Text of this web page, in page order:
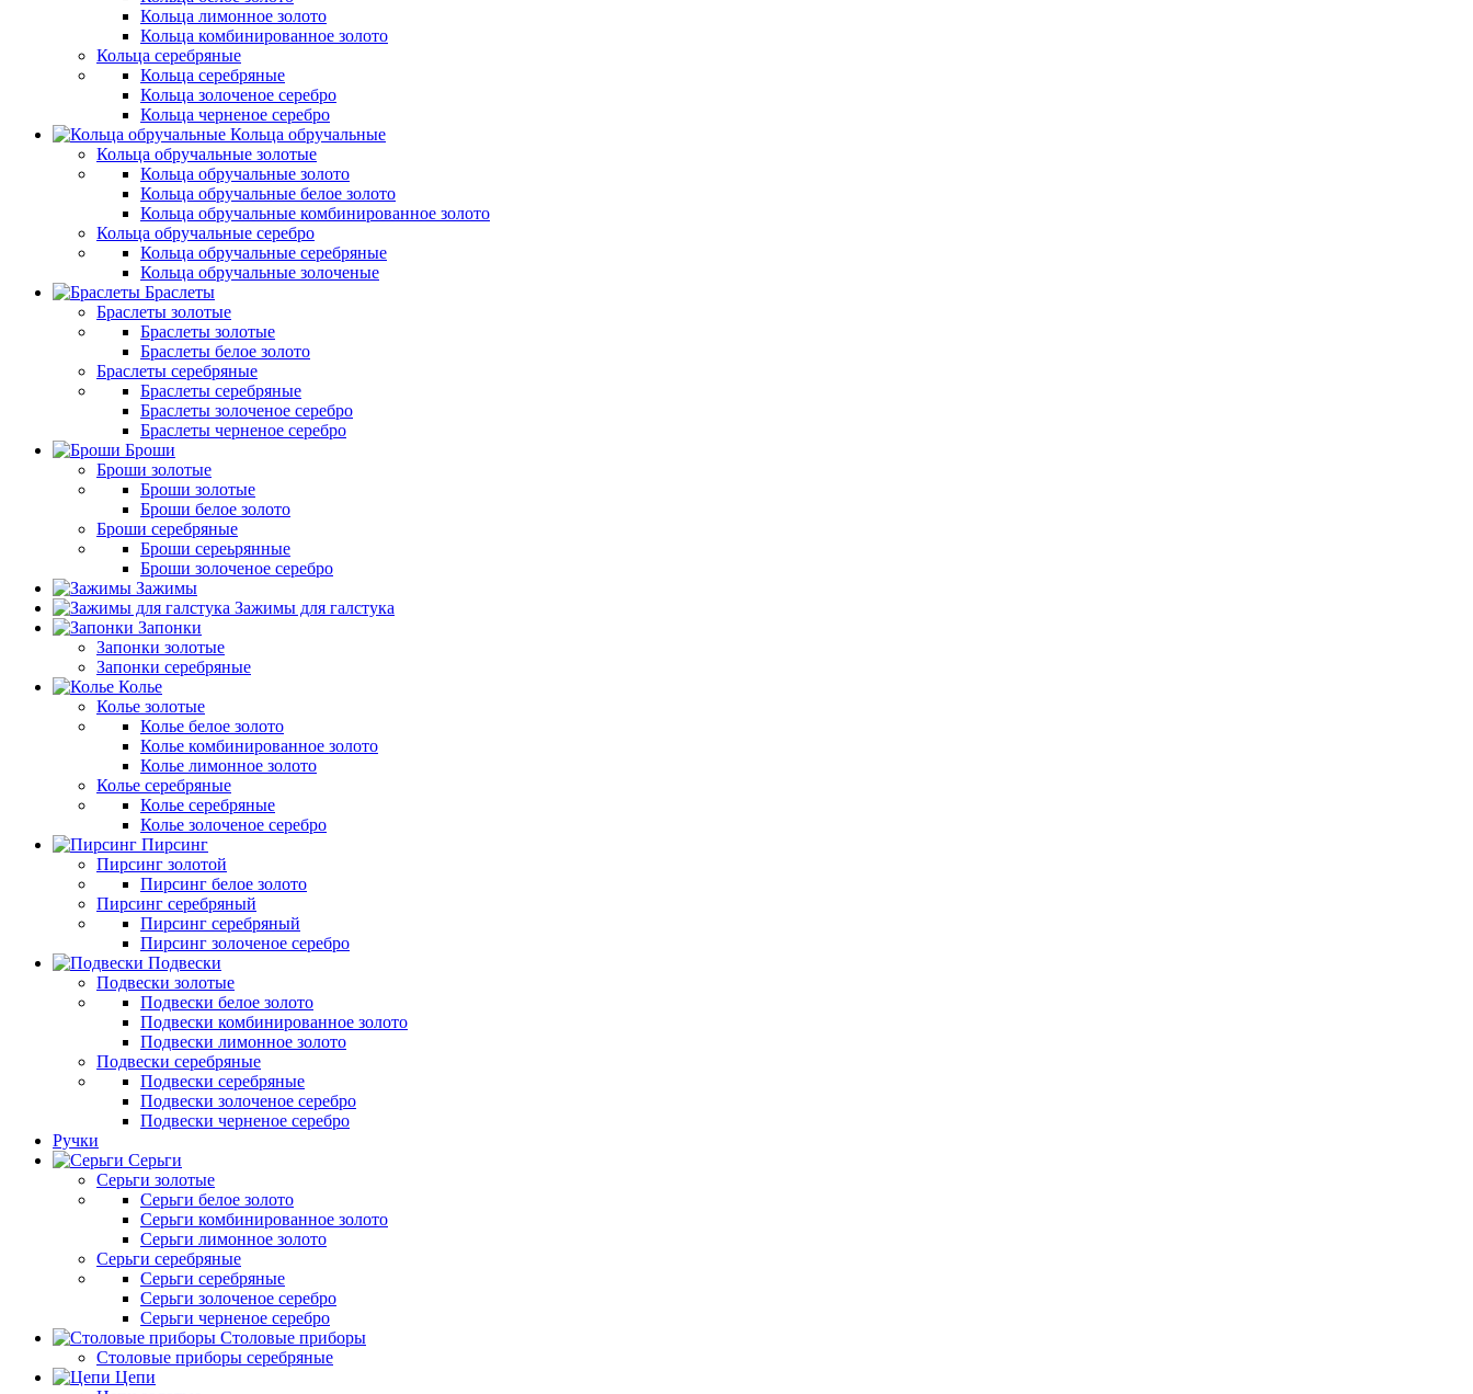
Кольца лимонное золото
Кольца комбинированное золото
Кольца серебряные
Кольца серебряные
Кольца золоченое серебро
Кольца черненое серебро
Кольца обручальные
Кольца обручальные золотые
Кольца обручальные золото
Кольца обручальные белое золото
Кольца обручальные комбинированное золото
Кольца обручальные серебро
Кольца обручальные серебряные
Кольца обручальные золоченые
Браслеты
Браслеты золотые
Браслеты золотые
Браслеты белое золото
Браслеты серебряные
Браслеты cеребряные
Браслеты золоченое серебро
Браслеты черненое серебро
Броши
Броши золотые
Броши золотые
Броши белое золото
Броши серебряные
Броши сереьрянные
Броши золоченое серебро
Зажимы
Зажимы для галстука
Запонки
Запонки золотые
Запонки серебряные
Колье
Колье золотые
Колье белое золото
Колье комбинированное золото
Колье лимонное золото
Колье серебряные
Колье серебряные
Колье золоченое серебро
Пирсинг
Пирсинг золотой
Пирсинг белое золото
Пирсинг серебряный
Пирсинг серебряный
Пирсинг золоченое серебро
Подвески
Подвески золотые
Подвески белое золото
Подвески комбинированное золото
Подвески лимонное золото
Подвески серебряные
Подвески серебряные
Подвески золоченое серебро
Подвески черненое серебро
Ручки
Серьги
Серьги золотые
Серьги белое золото
Серьги комбинированное золото
Серьги лимонное золото
Серьги серебряные
Серьги серебряные
Серьги золоченое серебро
Серьги черненое серебро
Столовые приборы
Столовые приборы серебряные
Цепи